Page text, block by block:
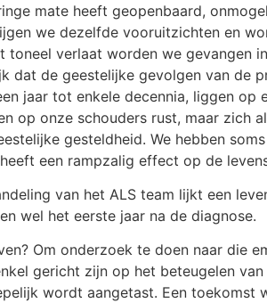
mate heeft geopenbaard,
we dezelfde vooruitzichten en
toneel verlaat worden we gevangen
dat de geestelijke gevolgen van de
jaar tot enkele decennia, liggen
op onze schouders rust, maar zich
gesteldheid. We hebben
een rampzalig effect op de
van het ALS team lijkt een
wel het eerste jaar na de diagnose.
Om onderzoek te doen naar die
gericht zijn op het beteugelen
wordt aangetast. Een toekomst